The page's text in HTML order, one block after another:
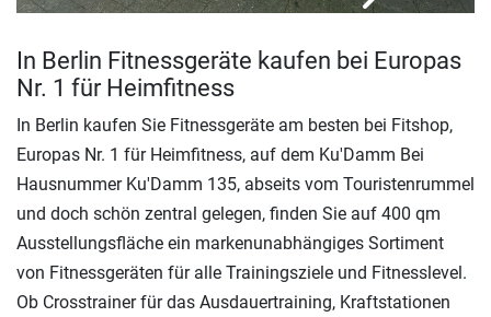
In Berlin Fitnessgeräte kaufen bei Europas
Nr. 1 für Heimfitness
In Berlin kaufen Sie Fitnessgeräte am besten bei Fitshop,
Europas Nr. 1 für Heimfitness, auf dem Ku'Damm Bei
Hausnummer Ku'Damm 135, abseits vom Touristenrummel
und doch schön zentral gelegen, finden Sie auf 400 qm
Ausstellungsfläche ein markenunabhängiges Sortiment
von Fitnessgeräten für alle Trainingsziele und Fitnesslevel.
Ob Crosstrainer für das Ausdauertraining, Kraftstationen